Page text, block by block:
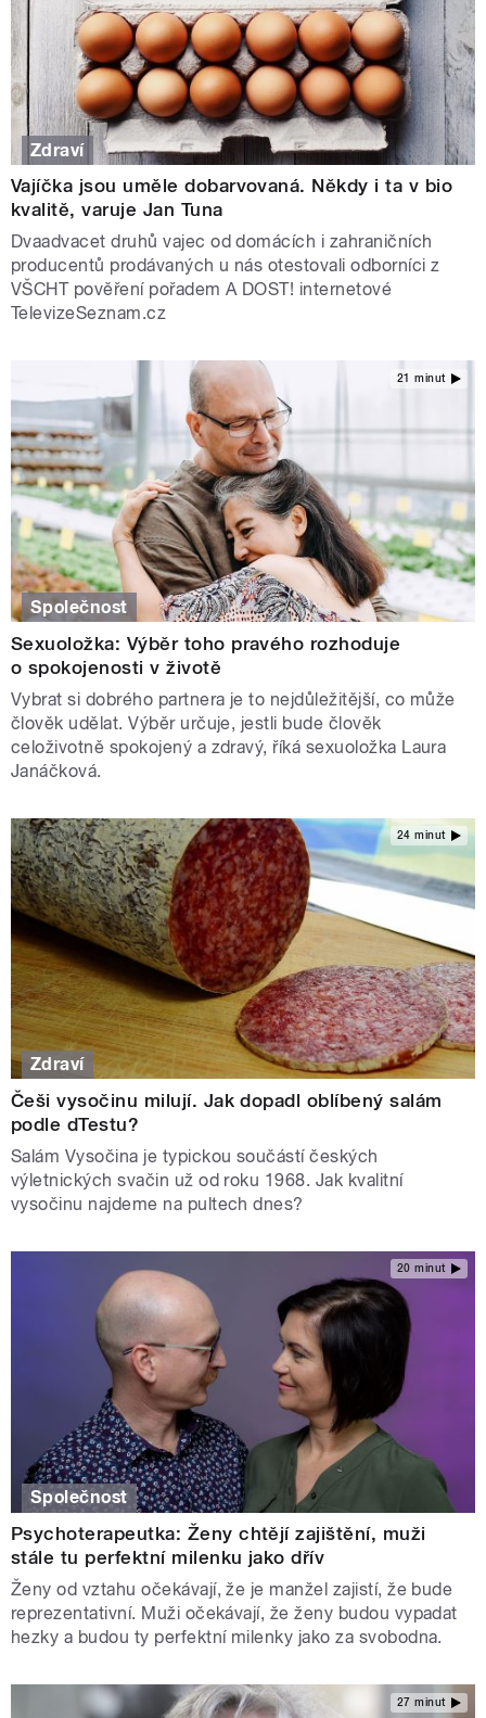
Zdraví
Vajíčka jsou uměle dobarvovaná. Někdy i ta v bio
kvalitě, varuje Jan Tuna
Dvaadvacet druhů vajec od domácích i zahraničních
producentů prodávaných u nás otestovali odborníci z
VŠCHT pověření pořadem A DOST! internetové
TelevizeSeznam.cz
21 minut
Společnost
Sexuoložka: Výběr toho pravého rozhoduje
o spokojenosti v životě
Vybrat si dobrého partnera je to nejdůležitější, co může
člověk udělat. Výběr určuje, jestli bude člověk
celoživotně spokojený a zdravý, říká sexuoložka Laura
Janáčková.
24 minut
Zdraví
Češi vysočinu milují. Jak dopadl oblíbený salám
podle dTestu?
Salám Vysočina je typickou součástí českých
výletnických svačin už od roku 1968. Jak kvalitní
vysočinu najdeme na pultech dnes?
20 minut
Společnost
Psychoterapeutka: Ženy chtějí zajištění, muži
stále tu perfektní milenku jako dřív
Ženy od vztahu očekávají, že je manžel zajistí, že bude
reprezentativní. Muži očekávají, že ženy budou vypadat
hezky a budou ty perfektní milenky jako za svobodna.
27 minut